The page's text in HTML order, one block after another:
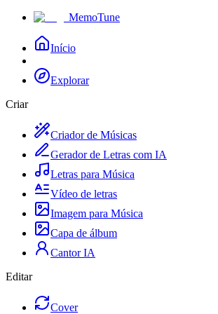
MemoTune
Início
Explorar
Criar
Criador de Músicas
Gerador de Letras com IA
Letras para Música
Vídeo de letras
Imagem para Música
Capa de álbum
Cantor IA
Editar
Cover